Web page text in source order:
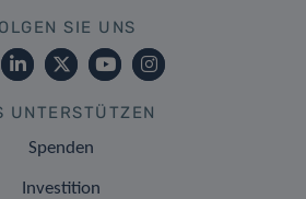
SIE UNS
UNTERSTÜTZEN
Spenden
Investition